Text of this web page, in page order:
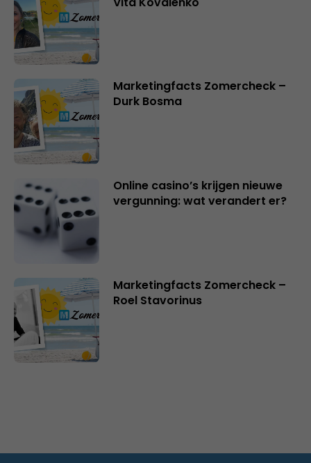
Marketingfacts Zomercheck –
Durk Bosma
Online casino’s krijgen nieuwe
vergunning: wat verandert er?
Marketingfacts Zomercheck –
Roel Stavorinus